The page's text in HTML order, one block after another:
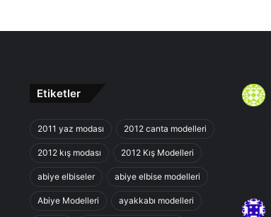
Etiketler
2011 yaz modası 2012 canta modelleri
2012 kış modası 2012 Kış Modelleri
abiye elbiseler abiye elbise modelleri
Abiye Modelleri ayakkabı modelleri